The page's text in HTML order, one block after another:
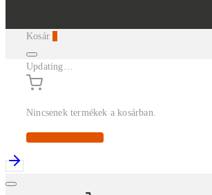
Kosár
Updating…
Nincsenek termékek a kosárban.
Continue Shopping